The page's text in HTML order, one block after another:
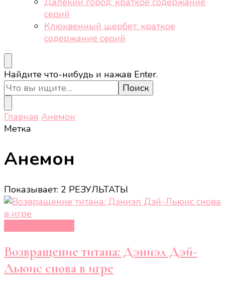
серий
Клюквенный щербет: краткое
содержание серий
Ищите
что-
то?
Найдите что-нибудь и нажав Enter.
Главная Анемон
Метка
Анемон
Показывает: 2 РЕЗУЛЬТАТЫ
Возвращение титана: Дэниэл Дэй-
Льюис снова в игре